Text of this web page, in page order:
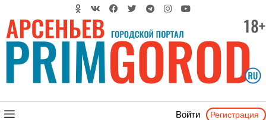
Войти Регистрация